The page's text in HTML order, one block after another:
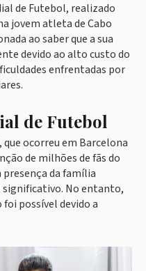
de Futebol, realizado
jovem atleta de Cabo
ao saber que a sua
devido ao alto custo do
enfrentadas por
de Futebol
ocorreu em Barcelona
de milhões de fãs do
da família
No entanto,
foi possível devido a